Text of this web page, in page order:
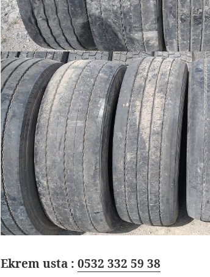
Ekrem usta :0532 332 59 38